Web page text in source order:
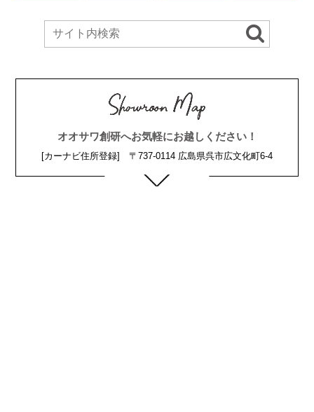
オオサワ創研へお気軽にお越しください！
[カーナビ住所登録] 〒737-0114 広島県呉市広文化町6-4